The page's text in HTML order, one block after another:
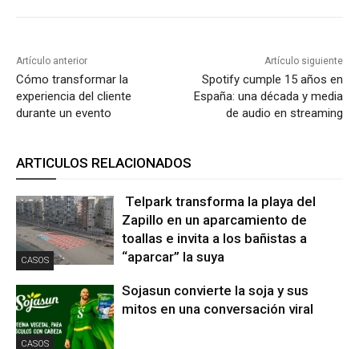
Artículo anterior
Cómo transformar la
experiencia del cliente
durante un evento
Artículo siguiente
Spotify cumple 15 años en
España: una década y media
de audio en streaming
ARTICULOS RELACIONADOS
CASOS
Telpark transforma la playa del
Zapillo en un aparcamiento de
toallas e invita a los bañistas a
“aparcar” la suya
CASOS
Sojasun convierte la soja y sus
mitos en una conversación viral